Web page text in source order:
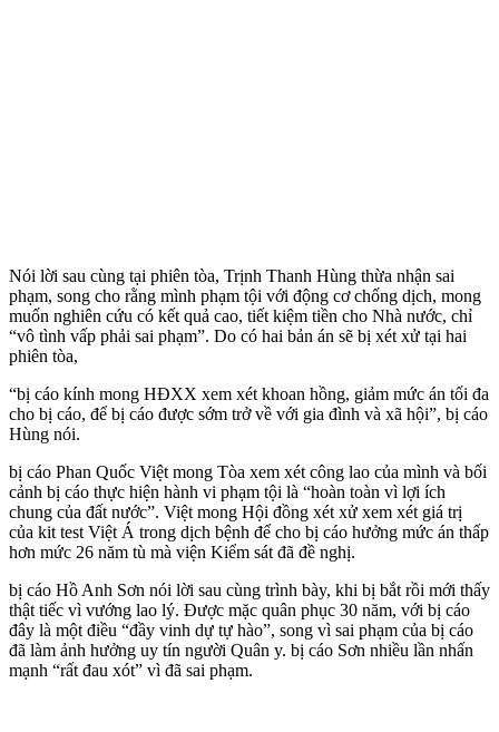
Nói lời sau cùng tại phiên tòa, Trịnh Thanh Hùng thừa nhận sai
phạm, song cho rằng mình phạm tội với động cơ chống dịch, mong
muốn nghiên cứu có kết quả cao, tiết kiệm tiền cho Nhà nước, chỉ
“vô tình vấp phải sai phạm”. Do có hai bản án sẽ bị xét xử tại hai
phiên tòa,
“bị cáo kính mong HĐXX xem xét khoan hồng, giảm mức án tối đa
cho bị cáo, để bị cáo được sớm trở về với gia đình và xã hội”, bị cáo
Hùng nói.
bị cáo Phan Quốc Việt mong Tòa xem xét công lao của mình và bối
cảnh bị cáo thực hiện hành vi phạm tội là “hoàn toàn vì lợi ích
chung của đất nước”. Việt mong Hội đồng xét xử xem xét giá trị
của kit test Việt Á trong dịch bệnh để cho bị cáo hưởng mức án thấp
hơn mức 26 năm tù mà viện Kiểm sát đã đề nghị.
bị cáo Hồ Anh Sơn nói lời sau cùng trình bày, khi bị bắt rồi mới thấy
thật tiếc vì vướng lao lý. Được mặc quân phục 30 năm, với bị cáo
đây là một điều “đầy vinh dự tự hào”, song vì sai phạm của bị cáo
đã làm ảnh hưởng uy tín người Quân y. bị cáo Sơn nhiều lần nhấn
mạnh “rất đau xót” vì đã sai phạm.